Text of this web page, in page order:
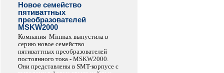
Новое семейство
пятиваттных
преобразователей
MSKW2000
Компания Minmax выпустила в
серию новое семейство
пятиваттных преобразователей
постоянного тока - MSKW2000.
Они представлены в SMT-корпусе с